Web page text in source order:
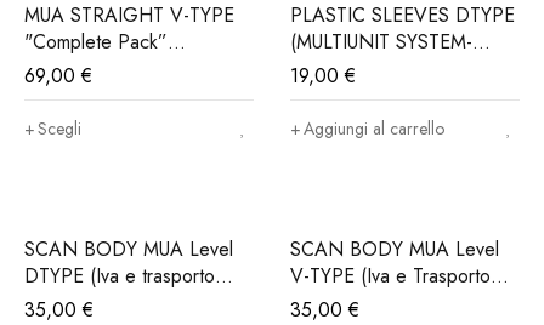
MUA STRAIGHT V-TYPE
"Complete Pack”
Connessione OSSTEM®,
DIO Implant®.. (Iva e
Trasporto Incluso)
69,00€
Scegli
PLASTIC SLEEVES DTYPE
(MULTIUNIT SYSTEM-
MUA) (Iva e trasporto
incluso)
19,00€
Aggiungi al carrello
SCAN BODY MUA Level
DTYPE (Iva e trasporto
incluso)
35,00€
SCAN BODY MUA Level
V-TYPE (Iva e Trasporto
incluso)
35,00€